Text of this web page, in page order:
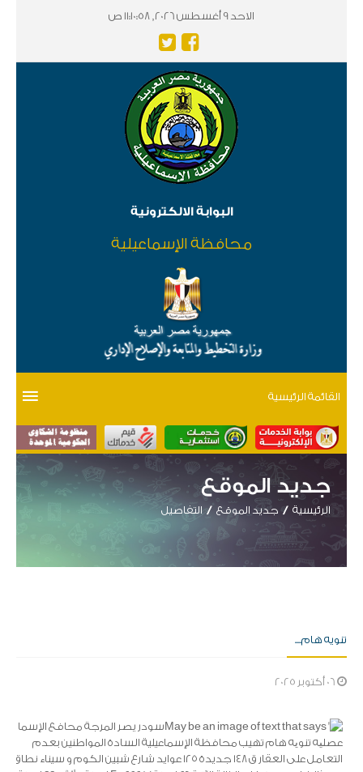
الاحد 9 أغسطس 2026, 11:10:58 ص
البوابة الالكترونية
محافظة الإسماعيلية
القائمة الرئيسية
جديد الموقع
الرئيسية جديد الموقع التفاصيل
تنويه هام....